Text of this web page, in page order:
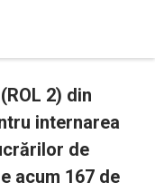
2) din
internarea
de
acum 167 de